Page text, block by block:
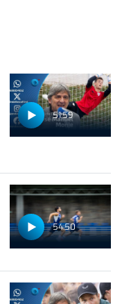
51:59
54:50